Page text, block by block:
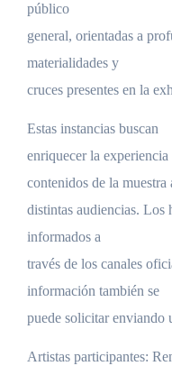
público
general, orientadas a
materialidades y
cruces presentes en la
Estas instancias buscan
enriquecer la
contenidos de la muestra
distintas audiencias. Los
informados a
través de los canales
información también se
puede solicitar enviando
Artistas participantes: